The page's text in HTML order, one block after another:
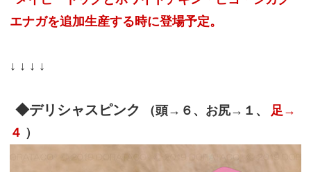
エナガを追加生産する時に登場予定。
↓ ↓ ↓ ↓
◆デリシャスピンク （頭→６、お尻→１、
足→
４ ）